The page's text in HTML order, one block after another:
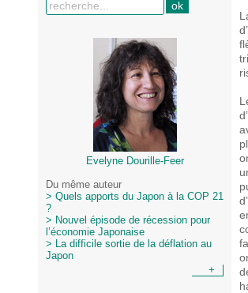
Evelyne Dourille-Feer
Du même auteur
> Quels apports du Japon à la COP 21
?
> Nouvel épisode de récession pour
l’économie Japonaise
> La difficile sortie de la déflation au
Japon
+